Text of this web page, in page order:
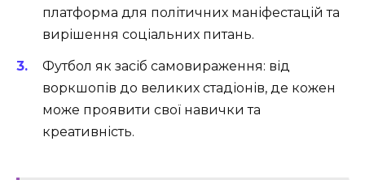
платформа для політичних маніфестацій та
вирішення соціальних питань.
Футбол як засіб самовираження: від
воркшопів до великих стадіонів, де кожен
може проявити свої навички та
креативність.